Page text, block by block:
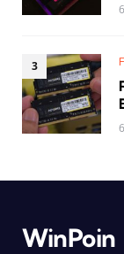
WinPoin